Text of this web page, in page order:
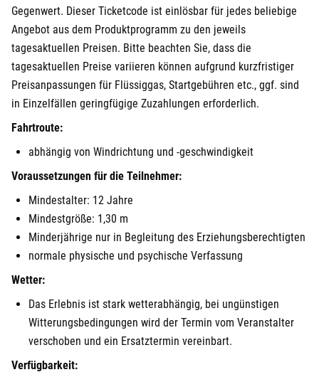
Gegenwert. Dieser Ticketcode ist einlösbar für jedes beliebige
Angebot aus dem Produktprogramm zu den jeweils
tagesaktuellen Preisen. Bitte beachten Sie, dass die
tagesaktuellen Preise variieren können aufgrund kurzfristiger
Preisanpassungen für Flüssiggas, Startgebühren etc., ggf. sind
in Einzelfällen geringfügige Zuzahlungen erforderlich.
Fahrtroute:
abhängig von Windrichtung und -geschwindigkeit
Voraussetzungen für die Teilnehmer:
Mindestalter: 12 Jahre
Mindestgröße: 1,30 m
Minderjährige nur in Begleitung des Erziehungsberechtigten
normale physische und psychische Verfassung
Wetter:
Das Erlebnis ist stark wetterabhängig, bei ungünstigen
Witterungsbedingungen wird der Termin vom Veranstalter
verschoben und ein Ersatztermin vereinbart.
Verfügbarkeit: